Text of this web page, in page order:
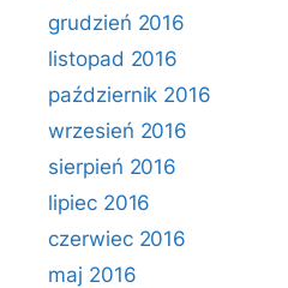
grudzień 2016
listopad 2016
październik 2016
wrzesień 2016
sierpień 2016
lipiec 2016
czerwiec 2016
maj 2016